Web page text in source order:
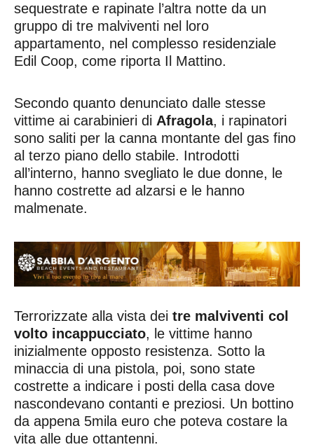
sequestrate e rapinate l’altra notte da un
gruppo di tre malviventi nel loro
appartamento, nel complesso residenziale
Edil Coop, come riporta Il Mattino.
Secondo quanto denunciato dalle stesse
vittime ai carabinieri di Afragola, i rapinatori
sono saliti per la canna montante del gas fino
al terzo piano dello stabile. Introdotti
all’interno, hanno svegliato le due donne, le
hanno costrette ad alzarsi e le hanno
malmenate.
Terrorizzate alla vista dei tre malviventi col
volto incappucciato, le vittime hanno
inizialmente opposto resistenza. Sotto la
minaccia di una pistola, poi, sono state
costrette a indicare i posti della casa dove
nascondevano contanti e preziosi. Un bottino
da appena 5mila euro che poteva costare la
vita alle due ottantenni.